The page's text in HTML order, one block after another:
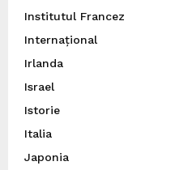
Institutul Francez
Internațional
Irlanda
Israel
Istorie
Italia
Japonia